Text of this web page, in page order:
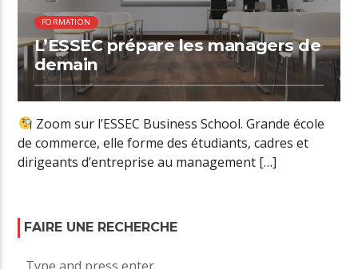
FORMATION
L’ESSEC prépare les managers de
demain
Zoom sur l’ESSEC Business School. Grande école
de commerce, elle forme des étudiants, cadres et
dirigeants d’entreprise au management […]
FAIRE UNE RECHERCHE